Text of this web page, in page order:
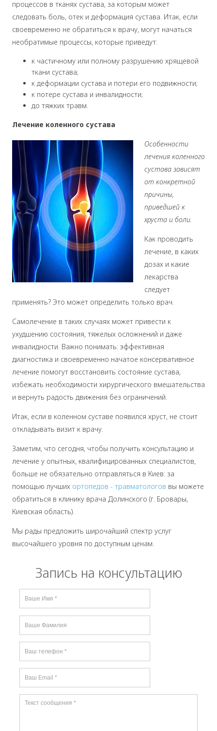
процессов в тканях сустава, за которым может
следовать боль, отек и деформация сустава. Итак, если
своевременно не обратиться к врачу, могут начаться
необратимые процессы, которые приведут:
к частичному или полному разрушению хрящевой
ткани сустава;
к деформации сустава и потери его подвижности;
к потере сустава и инвалидности;
до тяжких травм.
Лечение коленного сустава
Особенности
лечения коленного
сустава зависят
от конкретной
причины,
приведшей к
хруста и боли.
Как проводить
лечение, в каких
дозах и какие
лекарства
следует
применять? Это может определить только врач.
Самолечение в таких случаях может привести к
ухудшению состояния, тяжелых осложнений и даже
инвалидности. Важно понимать: эффективная
диагностика и своевременно начатое консервативное
лечение помогут восстановить состояние сустава,
избежать необходимости хирургического вмешательства
и вернуть радость движения без ограничений.
Итак, если в коленном суставе появился хруст, не стоит
откладывать визит к врачу.
Заметим, что сегодня, чтобы получить консультацию и
лечение у опытных, квалифицированных специалистов,
больше не обязательно отправляться в Киев: за
помощью лучших ортопедов - травматологов вы можете
обратиться в клинику врача Долинского (г. Бровары,
Киевская область).
Мы рады предложить широчайший спектр услуг
высочайшего уровня по доступным ценам.
Запись на консультацию